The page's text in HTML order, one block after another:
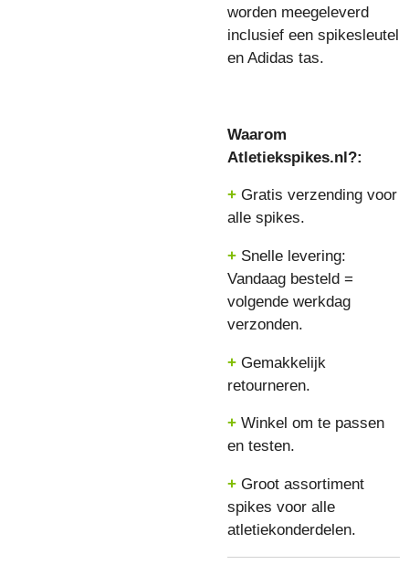
worden meegeleverd
inclusief een spikesleutel
en Adidas tas.
Waarom
Atletiekspikes.nl?:
+ Gratis verzending voor
alle spikes.
+ Snelle levering:
Vandaag besteld =
volgende werkdag
verzonden.
+ Gemakkelijk
retourneren.
+ Winkel om te passen
en testen.
+ Groot assortiment
spikes voor alle
atletiekonderdelen.